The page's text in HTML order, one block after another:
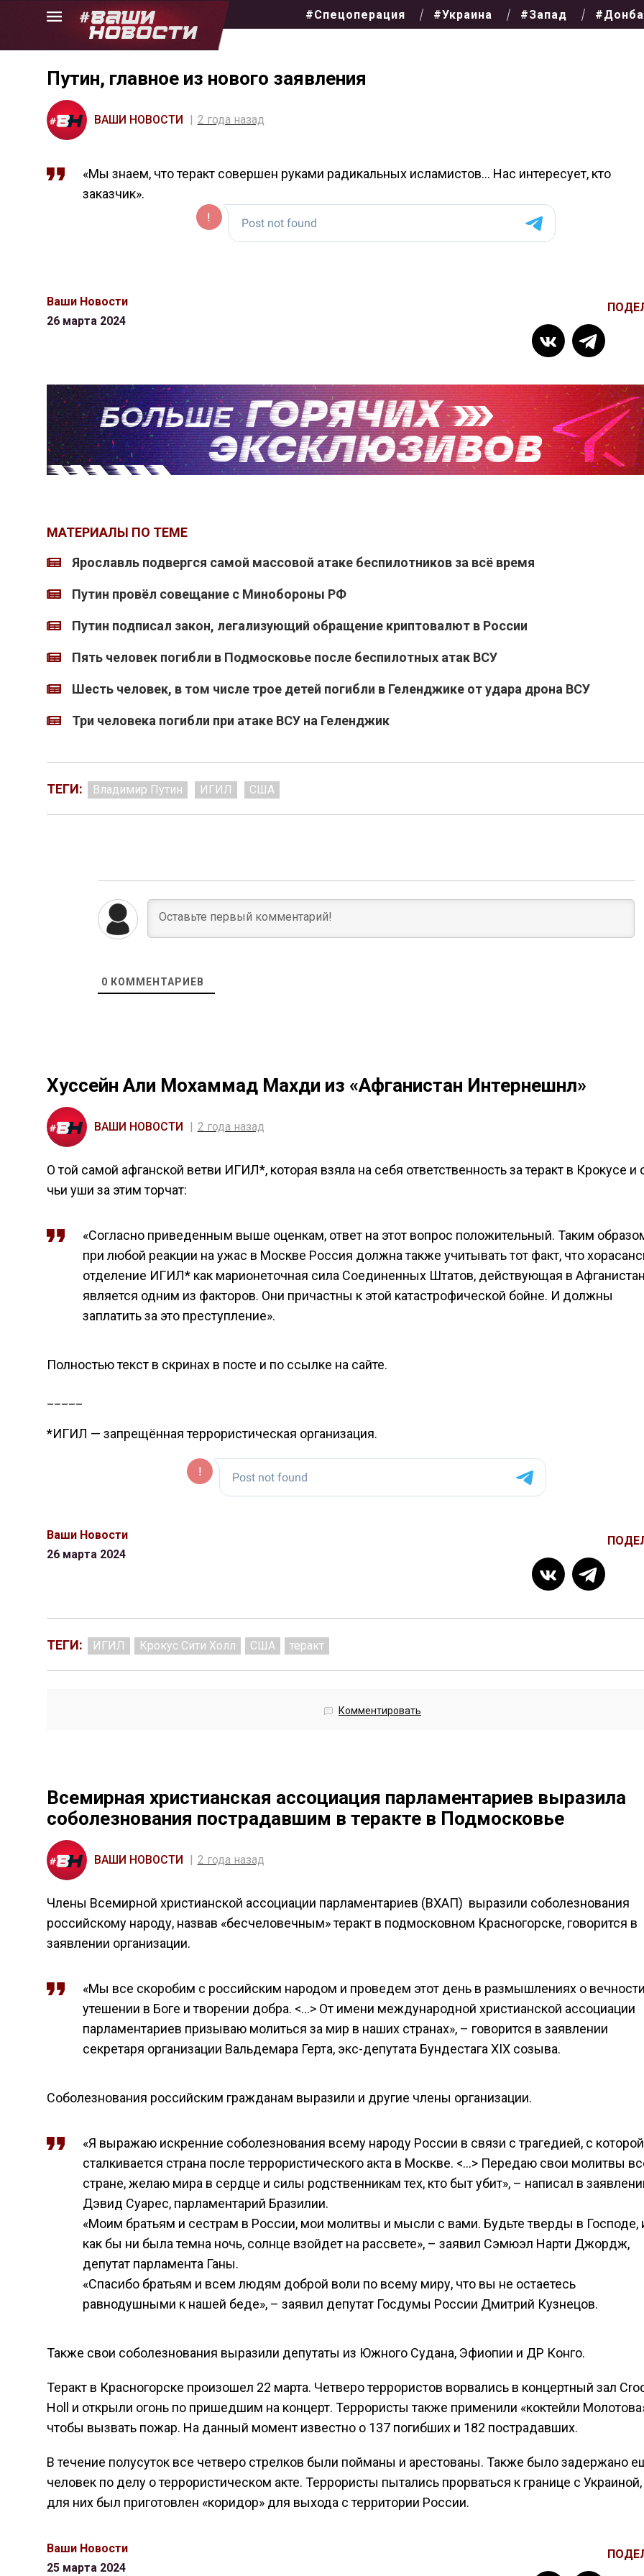
Skip
#Спецоперация #Украина #Запад
Путин, главное из нового заявления
ВАШИ НОВОСТИ 2 года назад
«Мы знаем, что теракт совершен руками радикальных исламистов… Нас интересует, кто
заказчик».
Ваши Новости
26 марта 2024
МАТЕРИАЛЫ ПО ТЕМЕ
Ярославль подвергся самой массовой атаке беспилотников за всё время
Путин провёл совещание с Минобороны РФ
Путин подписал закон, легализующий обращение криптовалют в России
Пять человек погибли в Подмосковье после беспилотных атак ВСУ
Шесть человек, в том числе трое детей погибли в Геленджике от удара дрона ВСУ
Три человека погибли при атаке ВСУ на Геленджик
ТЕГИ: Владимир Путин ИГИЛ США
0 КОММЕНТАРИЕВ
Хуссейн Али Мохаммад Махди из «Афганистан Интернешнл»
ВАШИ НОВОСТИ 2 года назад
О той самой афганской ветви ИГИЛ*, которая взяла на себя ответственность за теракт в Крокусе и
чьи уши за этим торчат:
«Согласно приведенным выше оценкам, ответ на этот вопрос положительный. Таким
при любой реакции на ужас в Москве Россия должна также учитывать тот факт, что
отделение ИГИЛ* как марионеточная сила Соединенных Штатов, действующая в
является одним из факторов. Они причастны к этой катастрофической бойне. И должны
заплатить за это преступление».
Полностью текст в скринах в посте и по ссылке на сайте.
*ИГИЛ — запрещённая террористическая организация.
Ваши Новости
26 марта 2024
ТЕГИ: ИГИЛ Крокус Сити Холл США теракт
Комментировать
Всемирная христианская ассоциация парламентариев выразила
соболезнования пострадавшим в теракте в Подмосковье
ВАШИ НОВОСТИ 2 года назад
Члены Всемирной христианской ассоциации парламентариев (ВХАП) выразили соболезнования
российскому народу, назвав «бесчеловечным» теракт в подмосковном Красногорске, говорится в
заявлении организации.
«Мы все скоробим с российским народом и проведем этот день в размышлениях о
утешении в Боге и творении добра. <…> От имени международной христианской ассоциации
парламентариев призываю молиться за мир в наших странах», – говорится в заявлении
секретаря организации Вальдемара Герта, экс-депутата Бундестага XIX созыва.
Соболезнования российским гражданам выразили и другие члены организации.
«Я выражаю искренние соболезнования всему народу России в связи с трагедией, с которой
сталкивается страна после террористического акта в Москве. <…> Передаю свои молитвы
стране, желаю мира в сердце и силы родственникам тех, кто быт убит», – написал в
Дэвид Суарес, парламентарий Бразилии.
«Моим братьям и сестрам в России, мои молитвы и мысли с вами. Будьте тверды в Господе,
как бы ни была темна ночь, солнце взойдет на рассвете», – заявил Cэмюэл Нарти Джордж,
депутат парламента Ганы.
«Спасибо братьям и всем людям доброй воли по всему миру, что вы не остаетесь
равнодушными к нашей беде», – заявил депутат Госдумы России Дмитрий Кузнецов.
Также свои соболезнования выразили депутаты из Южного Судана, Эфиопии и ДР Конго.
Теракт в Красногорске произошел 22 марта. Четверо террористов ворвались в концертный зал
Holl и открыли огонь по пришедшим на концерт. Террористы также применили «коктейли
чтобы вызвать пожар. На данный момент известно о 137 погибших и 182 пострадавших.
В течение полусуток все четверо стрелков были пойманы и арестованы. Также было задержано
человек по делу о террористическом акте. Террористы пытались прорваться к границе с Украиной,
для них был приготовлен «коридор» для выхода с территории России.
Ваши Новости
25 марта 2024